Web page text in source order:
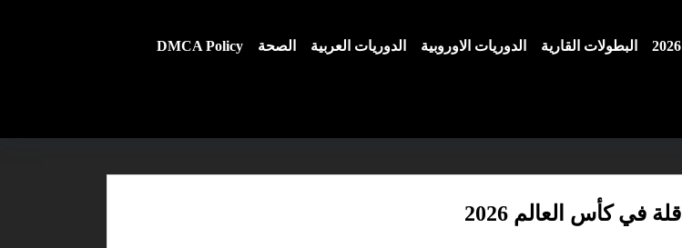
البطولات القارية الدوريات الاوروبية الدوريات العربية الصحة DMCA Policy
في كأس العالم 2026